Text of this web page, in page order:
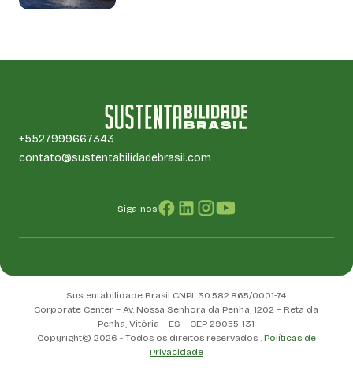
+5527999667343
contato@sustentabilidadebrasil.com
Siga-nos
Sustentabilidade Brasil CNPJ: 30.582.865/0001-74
Corporate Center – Av. Nossa Senhora da Penha, 1202 – Reta da
Penha, Vitória – ES – CEP 29055-131
Copyright© 2026 - Todos os direitos reservados . Políticas de
Privacidade